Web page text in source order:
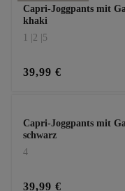
Capri-Joggpants mit
khaki
1 | 2 | 5
39,99 €
Capri-Joggpants mit
schwarz
4
39,99 €